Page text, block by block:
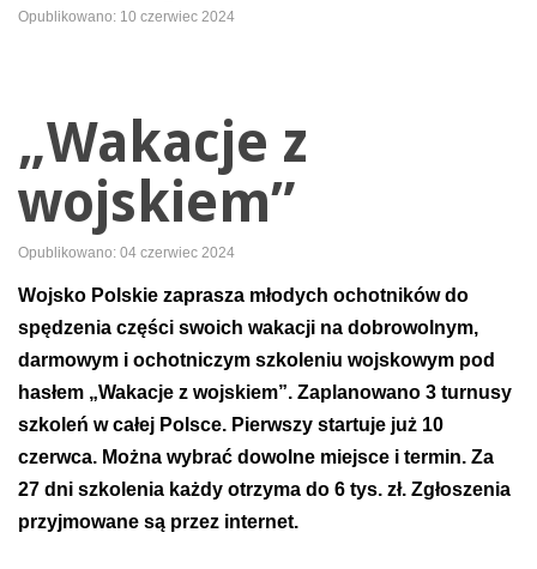
Opublikowano: 10 czerwiec 2024
„Wakacje z
wojskiem”
Opublikowano: 04 czerwiec 2024
Wojsko Polskie zaprasza młodych ochotników do
spędzenia części swoich wakacji na dobrowolnym,
darmowym i ochotniczym szkoleniu wojskowym pod
hasłem „Wakacje z wojskiem”. Zaplanowano 3 turnusy
szkoleń w całej Polsce. Pierwszy startuje już 10
czerwca. Można wybrać dowolne miejsce i termin. Za
27 dni szkolenia każdy otrzyma do 6 tys. zł. Zgłoszenia
przyjmowane są przez internet.